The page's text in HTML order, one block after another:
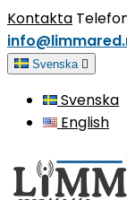
Kontakta
Svenska 
Svenska
English